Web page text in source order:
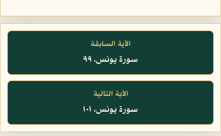
الآية السابقة
سورة يونس، ٩٩
الآية التالية
سورة يونس، ١٠١